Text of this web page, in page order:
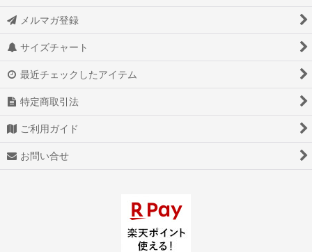
メルマガ登録
サイズチャート
最近チェックしたアイテム
特定商取引法
ご利用ガイド
お問い合せ